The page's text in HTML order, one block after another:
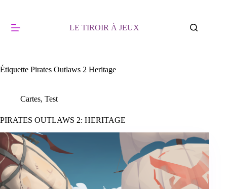
LE TIROIR À JEUX
Étiquette Pirates Outlaws 2 Heritage
Cartes, Test
PIRATES OUTLAWS 2: HERITAGE